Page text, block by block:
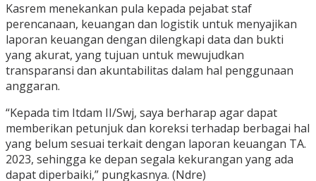
Kasrem menekankan pula kepada pejabat staf
perencanaan, keuangan dan logistik untuk menyajikan
laporan keuangan dengan dilengkapi data dan bukti
yang akurat, yang tujuan untuk mewujudkan
transparansi dan akuntabilitas dalam hal penggunaan
anggaran.
“Kepada tim Itdam II/Swj, saya berharap agar dapat
memberikan petunjuk dan koreksi terhadap berbagai hal
yang belum sesuai terkait dengan laporan keuangan TA.
2023, sehingga ke depan segala kekurangan yang ada
dapat diperbaiki,” pungkasnya. (Ndre)